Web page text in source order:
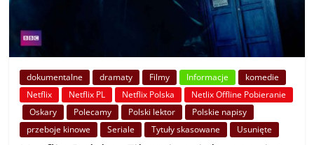
dokumentalne dramaty Filmy Informacje
komedie
Netflix
Netflix PL Netflix Polska
Netlix Offline Pobieranie
Oskary
Polecamy Polski lektor
Polskie napisy
przeboje kinowe
Seriale Tytuły skasowane Usunięte